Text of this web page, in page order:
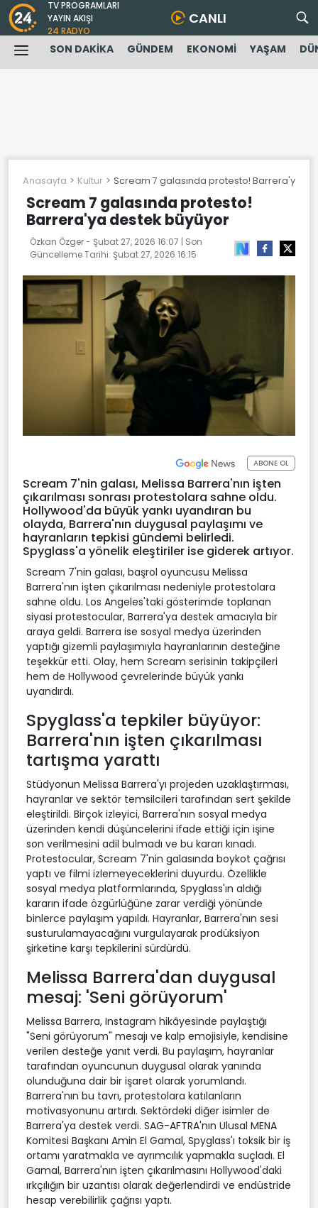
TV PROGRAMLARI
YAYIN AKIŞI
24 RADYO
CANLI
SON DAKİKA GÜNDEM EKONOMİ YAŞAM
Anasayfa Kultur Scream 7 galasında protesto! Barrera'ya
Scream 7 galasında protesto!
Barrera'ya destek büyüyor
Özkan Özger - Şubat 27, 2026 16:07 | Son
Güncelleme Tarihi: Şubat 27, 2026 16:15
ABONE OL
Scream 7'nin galası, Melissa Barrera'nın işten
çıkarılması sonrası protestolara sahne oldu.
Hollywood'da büyük yankı uyandıran bu
olayda, Barrera'nın duygusal paylaşımı ve
hayranların tepkisi gündemi belirledi.
Spyglass'a yönelik eleştiriler ise giderek artıyor.
Scream 7'nin galası, başrol oyuncusu Melissa
Barrera'nın işten çıkarılması nedeniyle protestolara
sahne oldu. Los Angeles'taki gösterimde toplanan
siyasi protestocular, Barrera'ya destek amacıyla bir
araya geldi. Barrera ise sosyal medya üzerinden
yaptığı gizemli paylaşımıyla hayranlarının desteğine
teşekkür etti. Olay, hem Scream serisinin takipçileri
hem de Hollywood çevrelerinde büyük yankı
uyandırdı.
Spyglass'a tepkiler büyüyor:
Barrera'nın işten çıkarılması
tartışma yarattı
Stüdyonun Melissa Barrera'yı projeden uzaklaştırması,
hayranlar ve sektör temsilcileri tarafından sert şekilde
eleştirildi. Birçok izleyici, Barrera'nın sosyal medya
üzerinden kendi düşüncelerini ifade ettiği için işine
son verilmesini adil bulmadı ve bu kararı kınadı.
Protestocular, Scream 7'nin galasında boykot çağrısı
yaptı ve filmi izlemeyeceklerini duyurdu. Özellikle
sosyal medya platformlarında, Spyglass'ın aldığı
kararın ifade özgürlüğüne zarar verdiği yönünde
binlerce paylaşım yapıldı. Hayranlar, Barrera'nın sesi
susturulamayacağını vurgulayarak prodüksiyon
şirketine karşı tepkilerini sürdürdü.
Melissa Barrera'dan duygusal
mesaj: 'Seni görüyorum'
Melissa Barrera, Instagram hikâyesinde paylaştığı
"Seni görüyorum" mesajı ve kalp emojisiyle, kendisine
verilen desteğe yanıt verdi. Bu paylaşım, hayranlar
tarafından oyuncunun duygusal olarak yanında
olunduğuna dair bir işaret olarak yorumlandı.
Barrera'nın bu tavrı, protestolara katılanların
motivasyonunu artırdı. Sektördeki diğer isimler de
Barrera'ya destek verdi. SAG-AFTRA'nın Ulusal MENA
Komitesi Başkanı Amin El Gamal, Spyglass'ı toksik bir iş
ortamı yaratmakla ve ayrımcılık yapmakla suçladı. El
Gamal, Barrera'nın işten çıkarılmasını Hollywood'daki
ırkçılığın bir uzantısı olarak değerlendirdi ve endüstride
hesap verebilirlik çağrısı yaptı.